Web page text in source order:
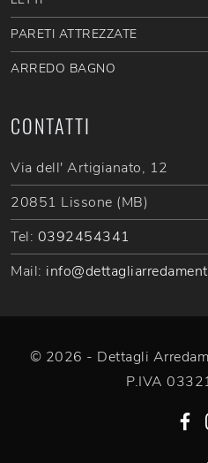
PARETI ATTREZZATE
ARREDO BAGNO
CONTATTI
Via dell' Artigianato, 12
20851 Lissone (MB)
Tel: 0392454341
Mail:
© 2026 - Dettagli
P.IVA